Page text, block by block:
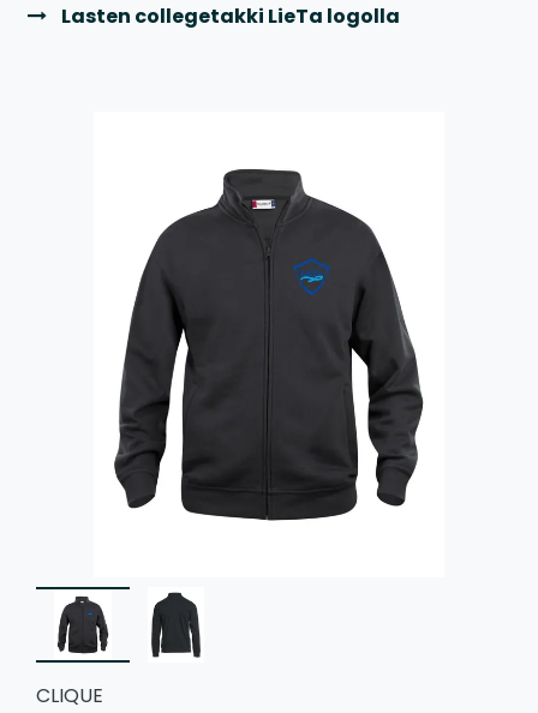
Lasten collegetakki LieTa logolla
CLIQUE